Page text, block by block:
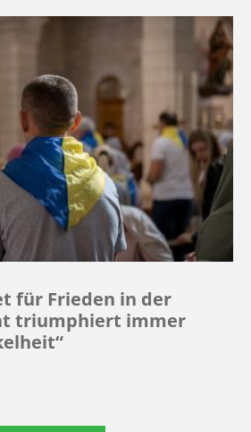
für Frieden in der
triumphiert immer